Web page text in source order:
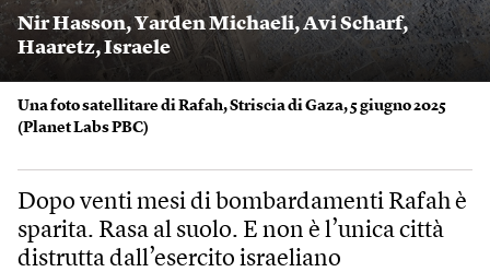
Una foto satellitare di Rafah, Striscia di Gaza, 5 giugno 2025
(Planet Labs PBC)
Nir Hasson,Yarden Michaeli, Avi Scharf,
Haaretz,Israele
Dopo venti mesi di bombardamenti Rafah è
sparita. Rasa al suolo. E non è l’unica città
distrutta dall’esercito israeliano